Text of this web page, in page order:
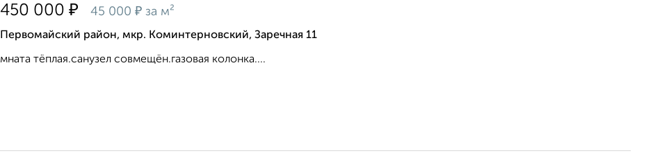
450 000 ₽ 45 000 ₽ за м²
Первомайский район, мкр. Коминтерновский, Заречная 11
мната тёплая.санузел совмещён.газовая колонка....